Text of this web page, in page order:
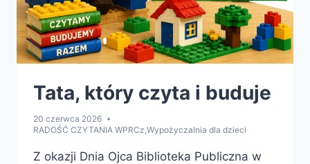
Tata, który czyta i buduje
20 czerwca 2026
RADOŚĆ CZYTANIA WPRCz Wypożyczalnia dla dzieci
Z okazji Dnia Ojca Biblioteka Publiczna w